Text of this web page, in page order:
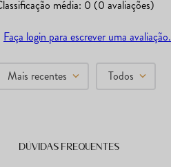
média: 0 (0 avaliações)
Faça login para escrever uma avaliação.
Mais recentes Todos
Dúvidas frequentes